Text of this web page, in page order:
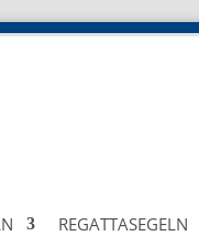
REGATTASEGELN